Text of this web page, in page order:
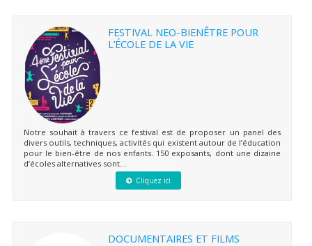
FESTIVAL NEO-BIENÊTRE POUR
L’ÉCOLE DE LA VIE
Notre souhait à travers ce festival est de proposer un panel des
divers outils, techniques, activités qui existent autour de l’éducation
pour le bien-être de nos enfants. 150 exposants, dont une dizaine
d’écoles alternatives sont...
Cliquez ici
DOCUMENTAIRES ET FILMS